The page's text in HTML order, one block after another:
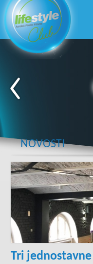
NOVOSTI
Tri